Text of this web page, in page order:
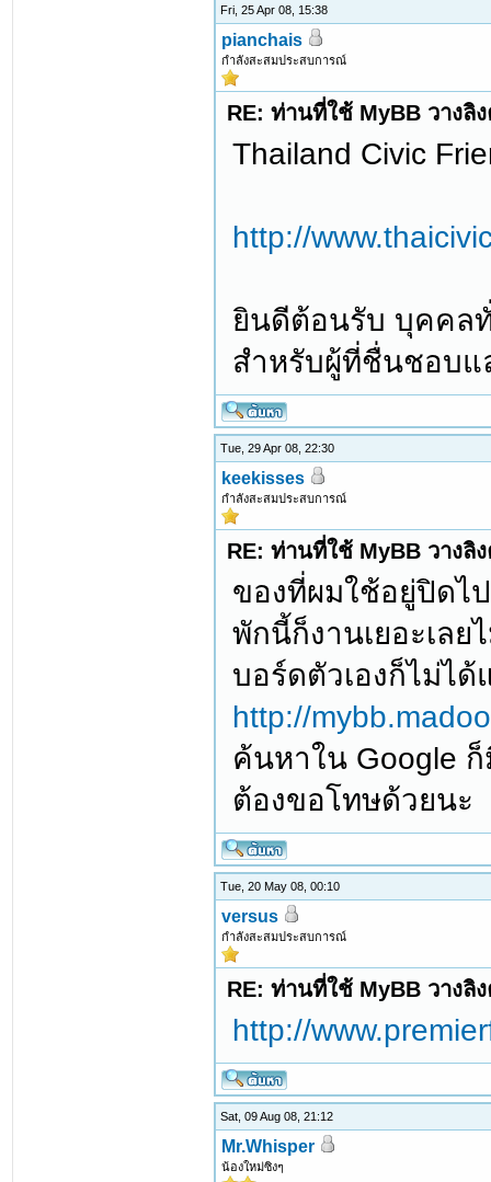
Fri, 25 Apr 08, 15:38
pianchais
กำลังสะสมประสบการณ์
RE: ท่านที่ใช้ MyBB วางลิ
Thailand Civic
http://
ยินดีต้อนรับ บุคคลทั่
สำหรับผู้ที่ชื่นชอบแ
Tue, 29 Apr 08, 22:30
keekisses
กำลังสะสมประสบการณ์
RE: ท่านที่ใช้ MyBB วางลิ
ของที่ผมใช้อยู่ปิดไ
พักนี้ก็งานเยอะเลย
บอร์ดตัวเองก็ไม่ได้
http://
ค้นหาใน Google
ต้องขอโทษด้วยนะ
Tue, 20 May 08, 00:10
versus
กำลังสะสมประสบการณ์
RE: ท่านที่ใช้ MyBB วางลิ
http://
Sat, 09 Aug 08, 21:12
Mr.Whisper
น้องใหม่ซิงๆ